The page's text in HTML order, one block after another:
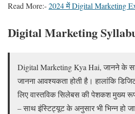
Read More:-2024 में Digital Marketing
Digital Marketing
Digital Marketing Kya Hai, जानने के
जानना आवश्यकता होती है। हालांकि
लिए वास्तविक सिलेबस की पेशकश मुख्य
– साथ इंस्टिट्यूट के अनुसार भी भिन्न हो